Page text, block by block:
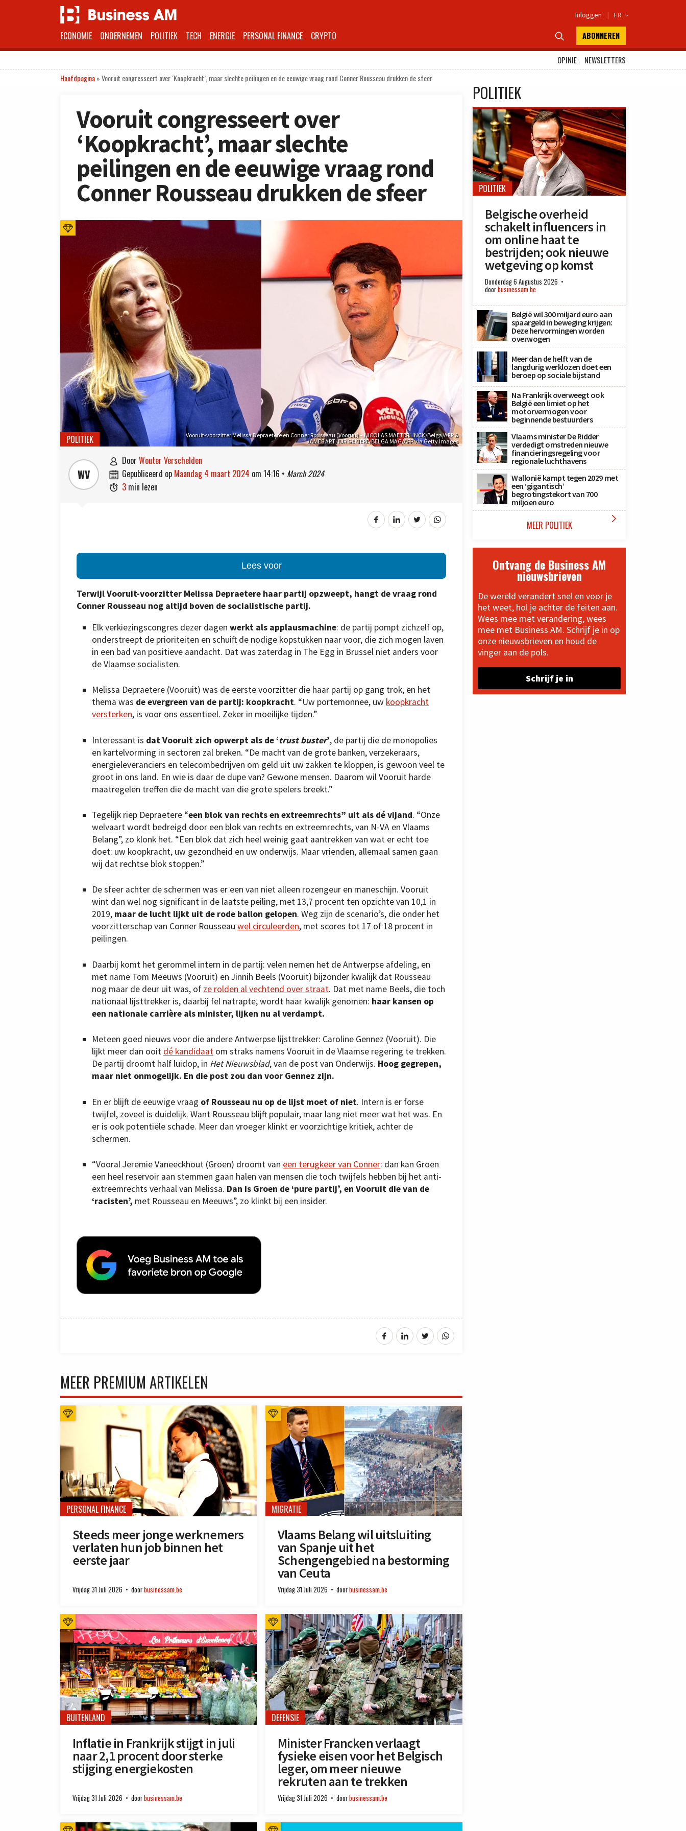
Inloggen | FR 
ECONOMIE ONDERNEMEN POLITIEK TECH ENERGIE PERSONAL FINANCE CRYPTO  ABONNEREN
OPINIE
NEWSLETTERS
Hoofdpagina»Vooruit congresseert over ‘Koopkracht’, maar slechte peilingen en de eeuwige vraag rond Conner Rousseau drukken de sfeer
Vooruit congresseert over
‘Koopkracht’, maar slechte
peilingen en de eeuwige vraag rond
Conner Rousseau drukken de sfeer
Vooruit-voorzitter Melissa Depraetere en Conner Rousseau (Vooruit) – NICOLAS MAETERLINCK/Belga/AFP &
JAMES ARTHUR GEKIERE/BELGA MAG/AFP via Getty Images
POLITIEK
WV
 door Wouter Verschelden
 gepubliceerd op maandag 4 maart 2024 om 14:16 • March 2024
 3 min lezen
Lees voor
Terwijl Vooruit-voorzitter Melissa Depraetere haar partij opzweept, hangt de vraag rond
Conner Rousseau nog altijd boven de socialistische partij.
Elk verkiezingscongres dezer dagen werkt als applausmachine: de partij pompt zichzelf op,
onderstreept de prioriteiten en schuift de nodige kopstukken naar voor, die zich mogen laven
in een bad van positieve aandacht. Dat was zaterdag in The Egg in Brussel niet anders voor
de Vlaamse socialisten.
Melissa Depraetere (Vooruit) was de eerste voorzitter die haar partij op gang trok, en het
thema was de evergreen van de partij: koopkracht. “Uw portemonnee, uw koopkracht
versterken, is voor ons essentieel. Zeker in moeilijke tijden.”
Interessant is dat Vooruit zich opwerpt als de ‘trust buster’, de partij die de monopolies
en kartelvorming in sectoren zal breken. “De macht van de grote banken, verzekeraars,
energieleveranciers en telecombedrijven om geld uit uw zakken te kloppen, is gewoon veel te
groot in ons land. En wie is daar de dupe van? Gewone mensen. Daarom wil Vooruit harde
maatregelen treffen die de macht van die grote spelers breekt.”
Tegelijk riep Depraetere “een blok van rechts en extreemrechts” uit als dé vijand. “Onze
welvaart wordt bedreigd door een blok van rechts en extreemrechts, van N-VA en Vlaams
Belang”, zo klonk het. “Een blok dat zich heel weinig gaat aantrekken van wat er echt toe
doet: uw koopkracht, uw gezondheid en uw onderwijs. Maar vrienden, allemaal samen gaan
wij dat rechtse blok stoppen.”
De sfeer achter de schermen was er een van niet alleen rozengeur en maneschijn. Vooruit
wint dan wel nog significant in de laatste peiling, met 13,7 procent ten opzichte van 10,1 in
2019, maar de lucht lijkt uit de rode ballon gelopen. Weg zijn de scenario’s, die onder het
voorzitterschap van Conner Rousseau wel circuleerden, met scores tot 17 of 18 procent in
peilingen.
Daarbij komt het gerommel intern in de partij: velen nemen het de Antwerpse afdeling, en
met name Tom Meeuws (Vooruit) en Jinnih Beels (Vooruit) bijzonder kwalijk dat Rousseau
nog maar de deur uit was, of ze rolden al vechtend over straat. Dat met name Beels, die toch
nationaal lijsttrekker is, daarbij fel natrapte, wordt haar kwalijk genomen: haar kansen op
een nationale carrière als minister, lijken nu al verdampt.
Meteen goed nieuws voor die andere Antwerpse lijsttrekker: Caroline Gennez (Vooruit). Die
lijkt meer dan ooit dé kandidaat om straks namens Vooruit in de Vlaamse regering te trekken.
De partij droomt half luidop, in Het Nieuwsblad, van de post van Onderwijs. Hoog gegrepen,
maar niet onmogelijk. En die post zou dan voor Gennez zijn.
En er blijft de eeuwige vraag of Rousseau nu op de lijst moet of niet. Intern is er forse
twijfel, zoveel is duidelijk. Want Rousseau blijft populair, maar lang niet meer wat het was. En
er is ook potentiële schade. Meer dan vroeger klinkt er voorzichtige kritiek, achter de
schermen.
“Vooral Jeremie Vaneeckhout (Groen) droomt van een terugkeer van Conner: dan kan Groen
een heel reservoir aan stemmen gaan halen van mensen die toch twijfels hebben bij het anti-
extreemrechts verhaal van Melissa. Dan is Groen de ‘pure partij’, en Vooruit die van de
‘racisten’, met Rousseau en Meeuws”, zo klinkt bij een insider.
MEER PREMIUM ARTIKELEN
PERSONAL FINANCE
Steeds meer jonge werknemers
verlaten hun job binnen het
eerste jaar
Vrijdag 31 Juli 2026 doorbusinessam.be
MIGRATIE
Vlaams Belang wil uitsluiting
van Spanje uit het
Schengengebied na bestorming
van Ceuta
Vrijdag 31 Juli 2026 doorbusinessam.be
BUITENLAND
Inflatie in Frankrijk stijgt in juli
naar 2,1 procent door sterke
stijging energiekosten
Vrijdag 31 Juli 2026 doorbusinessam.be
DEFENSIE
Minister Francken verlaagt
fysieke eisen voor het Belgisch
leger, om meer nieuwe
rekruten aan te trekken
Vrijdag 31 Juli 2026 doorbusinessam.be
POLITIEK
POLITIEK
Belgische overheid
schakelt influencers in
om online haat te
bestrijden; ook nieuwe
wetgeving op komst
Donderdag 6 Augustus 2026
doorbusinessam.be
België wil 300 miljard euro aan
spaargeld in beweging krijgen:
Deze hervormingen worden
overwogen
Meer dan de helft van de
langdurig werklozen doet een
beroep op sociale bijstand
Na Frankrijk overweegt ook
België een limiet op het
motorvermogen voor
beginnende bestuurders
Vlaams minister De Ridder
verdedigt omstreden nieuwe
financieringsregeling voor
regionale luchthavens
Wallonië kampt tegen 2029 met
een ‘gigantisch’
begrotingstekort van 700
miljoen euro
MEER POLITIEK 
Ontvang de Business AM
nieuwsbrieven
De wereld verandert snel en voor je
het weet, hol je achter de feiten aan.
Wees mee met verandering, wees
mee met Business AM. Schrijf je in op
onze nieuwsbrieven en houd de
vinger aan de pols.
Schrijf je in